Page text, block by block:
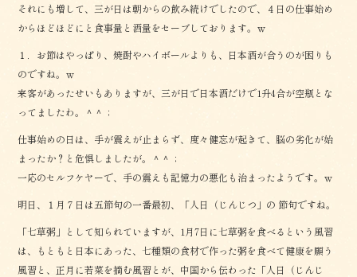
それにも増して、三が日は朝からの飲み続けでしたので、４日の仕事始め
からほどほどにと食事量と酒量をセーブしております。ｗ
１．お節はやっぱり、焼酎やハイボールよりも、日本酒が合うのが困りも
のですね。ｗ
来客があったせいもありますが、三が日で日本酒だけで1升4合が空瓶とな
ってましたわ。＾＾；
仕事始めの日は、手が震えが止まらず、度々健忘が起きて、脳の劣化が始
まったか？と危惧しましたが。＾＾；
一応のセルフケヤーで、手の震えも記憶力の悪化も治まったようです。ｗ
明日、１月７日は五節句の一番最初、「人日（じんじつ」の 節句ですね。
「七草粥」として知られていますが、1月7日に七草粥を食べるという風習
は、もともと日本にあった、七種類の食材で作った粥を食べて健康を願う
風習と、正月に若菜を摘む風習とが、中国から伝わった「人日（じんじ